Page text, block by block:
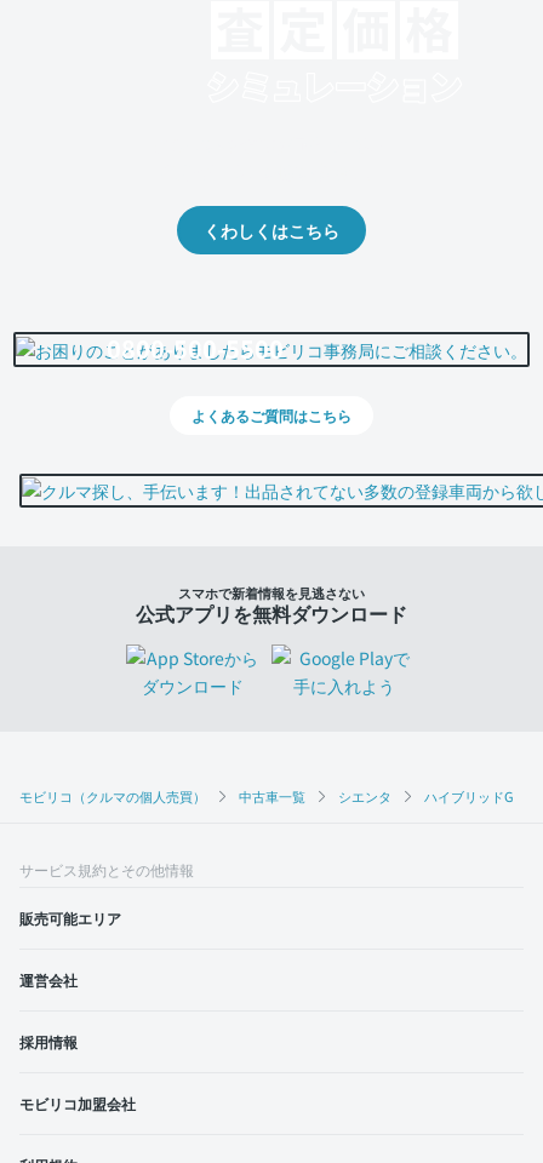
モビリコ（クルマの個人売買） 中古車一覧 シエンタ ハイブリッドG
くわしくはこちら
0800-500-5500
よくあるご質問はこちら
スマホで新着情報を見逃さない
公式アプリを無料ダウンロード
サービス規約とその他情報
販売可能エリア
運営会社
採用情報
モビリコ加盟会社